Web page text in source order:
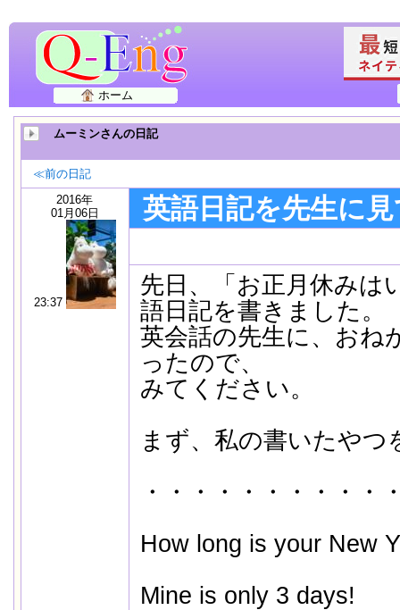
ホーム
ムーミンさんの日記
≪前の日記
2016年
01月06日
23:37
英語日記を先生に
先日、「お正月休みは
語日記を書きました。
英会話の先生に、おね
ったので、
みてください。
まず、私の書いたやつ
・・・・・・・・・・
How long is your New
Mine is only 3 days!